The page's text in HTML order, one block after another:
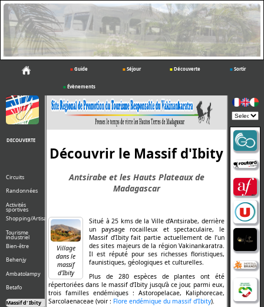
■ Guide ■ Séjour ■Découverte ■Sortir
■Évènements
DECOUVERTE
Circuits
Randonnées
Activités
sportives
Shopping/Artisanat
Tourisme
industriel
Bien-être
Behenjy
Ambatolampy
Betafo
Massif d' Ibity
Découvrir le Massif d'Ibity
Antsirabe et les Hauts Plateaux de
Madagascar
Village
dans le
massif
d'Ibity
Situé à 25 kms de la Ville d’Antsirabe, derrière
un paysage rocailleux et spectaculaire, le
Massif d’Ibity fait partie actuellement de l’un
des sites majeurs de la région Vakinankaratra.
Il est réputé pour ses richesses floristiques,
faunistiques, géologiques et culturelles.
Plus de 280 espèces de plantes ont été
répertoriées dans le massif d’Ibity jusqu’à ce jour, parmi eux,
trois familles endémiques : Astoropelacae, Kaliphorecae,
Sarcolaenaceae (voir : Flore endémique du massif d’Ibity).
Powered
by